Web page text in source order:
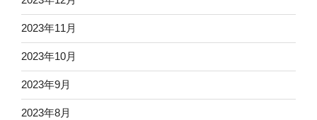
2023年11月
2023年10月
2023年9月
2023年8月